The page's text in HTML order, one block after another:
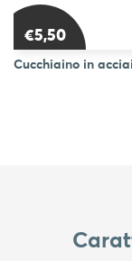
€5,50
Cucchiaino in